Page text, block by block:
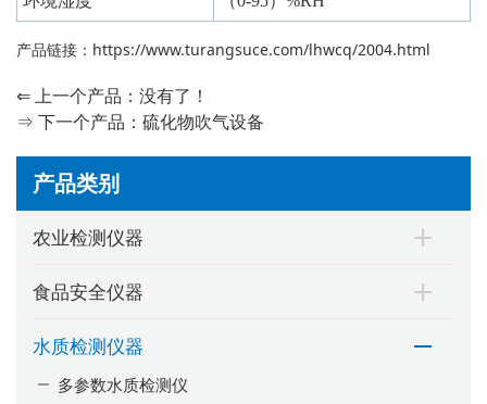
产品类别
农业检测仪器
食品安全仪器
水质检测仪器
多参数水质检测仪
产品链接： https://www.turangsuce.com/lhwcq/2004.html
⇐ 上一个产品：没有了！
⇒ 下一个产品： 硫化物吹气设备